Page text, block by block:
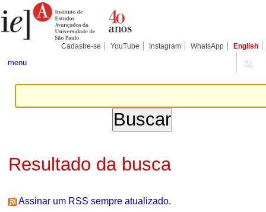
para
conteúdo.
Pessoais
Cadastre-se YouTube Instagram WhatsApp English
menu
Resultado da busca
Assinar um RSS sempre atualizado.